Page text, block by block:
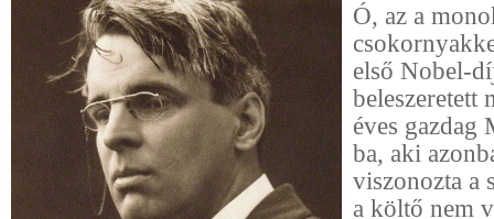
Ó, az a
első Nobel-
beleszeretett
éves gazdag
ba, aki
viszonozta a
a költő nem